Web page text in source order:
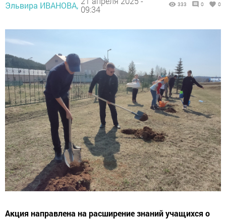
Эльвира ИВАНОВА, 09:34
333 0 0
Акция направлена на расширение знаний учащихся о